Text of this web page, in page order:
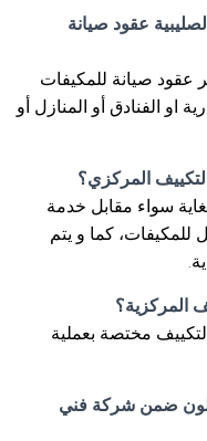
عقود صيانة
عقود صيانة للمكيفات
او الفنادق أو المنازل أو
المركزي؟
سواء مقابل خدمة
للمكيفات، كما و يتم
المركزية؟
مختصة بعملية
ضمن شركة فني